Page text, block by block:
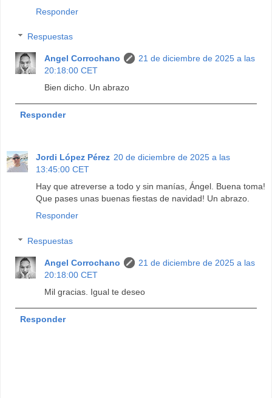
Responder
Respuestas
Angel Corrochano
21 de diciembre de 2025 a las
20:18:00 CET
Bien dicho. Un abrazo
Responder
Jordi López Pérez 20 de diciembre de 2025 a las
13:45:00 CET
Hay que atreverse a todo y sin manías, Ángel. Buena toma!
Que pases unas buenas fiestas de navidad! Un abrazo.
Responder
Respuestas
Angel Corrochano
21 de diciembre de 2025 a las
20:18:00 CET
Mil gracias. Igual te deseo
Responder